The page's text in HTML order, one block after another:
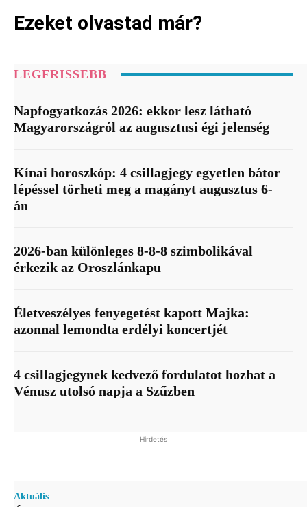
Ezeket olvastad már?
LEGFRISSEBB
Napfogyatkozás 2026: ekkor lesz látható
Magyarországról az augusztusi égi jelenség
Kínai horoszkóp: 4 csillagjegy egyetlen bátor
lépéssel törheti meg a magányt augusztus 6-
án
2026-ban különleges 8-8-8 szimbolikával
érkezik az Oroszlánkapu
Életveszélyes fenyegetést kapott Majka:
azonnal lemondta erdélyi koncertjét
4 csillagjegynek kedvező fordulatot hozhat a
Vénusz utolsó napja a Szűzben
Hirdetés
Aktuális